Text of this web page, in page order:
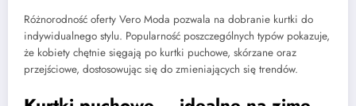
Różnorodność oferty Vero Moda pozwala na dobranie kurtki do
indywidualnego stylu. Popularność poszczególnych typów pokazuje,
że kobiety chętnie sięgają po kurtki puchowe, skórzane oraz
przejściowe, dostosowując się do zmieniających się trendów.